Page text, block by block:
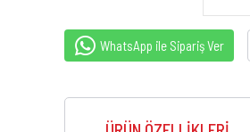
WhatsApp ile Sipariş Ver